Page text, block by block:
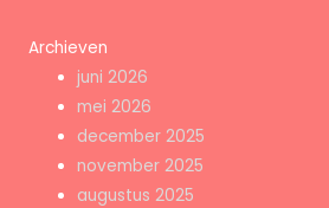
Archieven
juni 2026
mei 2026
december 2025
november 2025
augustus 2025